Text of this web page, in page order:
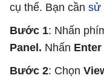
cụ thể. Bạn cần sử
Bước 1: Nhấn
Panel. Nhấn Enter
Bước 2: Chọn